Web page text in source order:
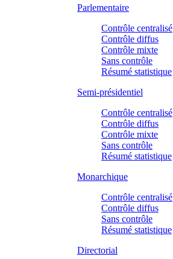
Parlementaire
Contrôle centralisé
Contrôle diffus
Contrôle mixte
Sans contrôle
Résumé statistique
Semi-présidentiel
Contrôle centralisé
Contrôle diffus
Contrôle mixte
Sans contrôle
Résumé statistique
Monarchique
Contrôle centralisé
Contrôle diffus
Sans contrôle
Résumé statistique
Directorial